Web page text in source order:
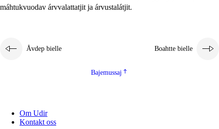
máhtukvuodav árvvalattatjit ja árvustalátjit.
Åvdep bielle Boahtte bielle
Bajemussaj
Om Udir
Kontakt oss